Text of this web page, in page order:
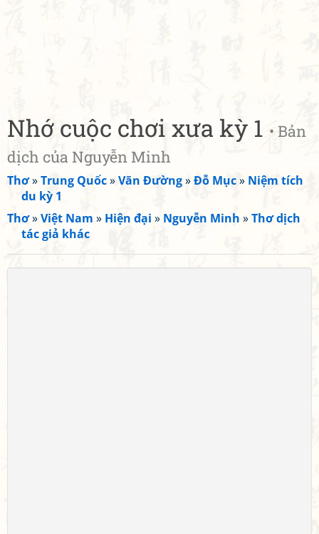
Nhớ cuộc chơi xưa kỳ 1 • Bản
dịch của Nguyễn Minh
Thơ»Trung Quốc»Vãn Đường»Đỗ Mục» Niệm tích
du kỳ 1
Thơ»Việt Nam » Hiện đại » Nguyễn Minh »Thơ dịch
tác giả khác